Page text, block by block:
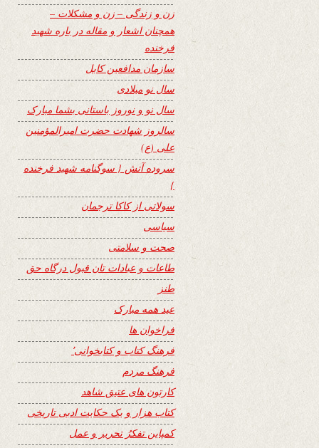
زن و زندگی – زن و مشکلات –
همچنان اشعار و مقاله در باره شهید
فرخنده
سازمان مدافعین کابل
سال نو میلادی
سال نو و نوروز باستانی بشما مبارک
سالروز شهادت حضرت امیرالمؤمنین
علی (ع)
سروده آتش { سوگنامه شهید فرخنده
}
سولاتی از کاکا ترجمان
سیاسی
صحت و سلامتی
طاعات و عبادات تان قبول درگاه حق
طنز
عید همه مبارک
فراخوان ها
فرهنگ کتاب و کتابخوانی٬
فرهنگ مردم
کارتون های عتیق شاهد
کتاب هزار و یک حکایت ادبی تاریخی
کمپاین تفکرُ تحریر و عمل